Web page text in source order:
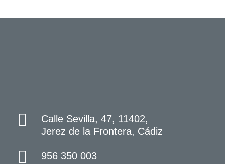
Calle Sevilla, 47, 11402,
Jerez de la Frontera, Cádiz
956 350 003